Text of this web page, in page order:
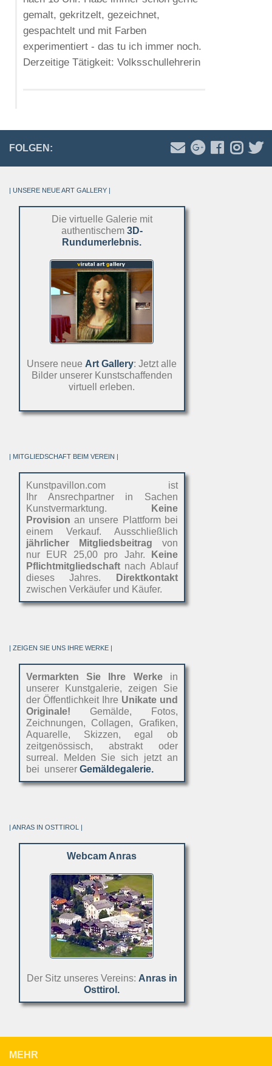
gemalt, gekritzelt, gezeichnet,
gespachtelt und mit Farben
experimentiert - das tu ich immer noch.
Derzeitige Tätigkeit: Volksschullehrerin
FOLGEN:
| UNSERE NEUE ART GALLERY |
Die virtuelle Galerie mit
authentischem 3D-
Rundumerlebnis.
Unsere neue Art Gallery: Jetzt alle
Bilder unserer Kunstschaffenden
virtuell erleben.
| MITGLIEDSCHAFT BEIM VEREIN |
Kunstpavillon.com ist
Ihr Ansrechpartner in Sachen
Kunstvermarktung.
Keine
Provision an unsere Plattform bei
einem Verkauf. Ausschließlich
jährlicher Mitgliedsbeitrag von
nur EUR 25,00 pro Jahr.
Keine
Pflichtmitgliedschaftnach Ablauf
dieses Jahres.
Direktkontakt
zwischen Verkäufer und Käufer.
| ZEIGEN SIE UNS IHRE WERKE |
Vermarkten Sie Ihre Werkein
unserer Kunstgalerie, zeigen Sie
der Öffentlichkeit Ihre Unikate und
Originale! Gemälde, Fotos,
Zeichnungen, Collagen, Grafiken,
Aquarelle, Skizzen, egal ob
zeitgenössisch, abstrakt oder
surreal. Melden Sie sich jetzt an
bei unserer Gemäldegalerie.
| ANRAS IN OSTTIROL |
Webcam Anras
Der Sitz unseres Vereins: Anras in
Osttirol.
MEHR